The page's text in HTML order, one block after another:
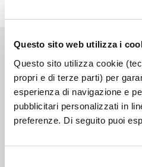
Questo sito web utilizza i
Questo sito utilizza cookie
propri e di terze parti) per
esperienza di navigazione e
pubblicitari personalizzati in
preferenze. Di seguito puoi
Link